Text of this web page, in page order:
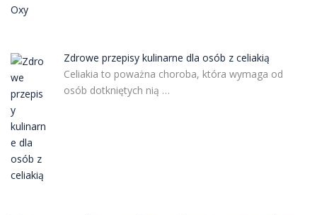
Zdrowe przepisy kulinarne dla osób z celiakią
Celiakia to poważna choroba, która wymaga od
osób dotkniętych nią …